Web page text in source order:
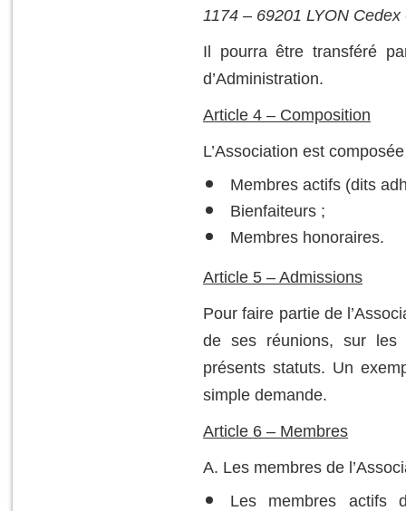
1174 – 69201 LYON Cedex
Il pourra être transféré
d’Administration.
Article 4 – Composition
L’Association est
Membres actifs (dits
Bienfaiteurs ;
Membres honoraires.
Article 5 – Admissions
Pour faire partie de
de ses réunions, sur les
présents statuts. Un
simple demande.
Article 6 – Membres
A. Les membres de
Les membres actifs